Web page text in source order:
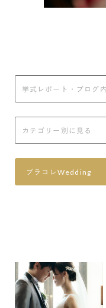
プラコレWedding